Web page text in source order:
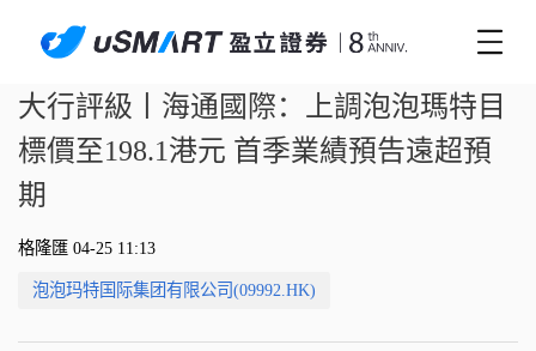
大行評級丨海通國際：上調泡泡瑪特目
標價至198.1港元 首季業績預告遠超預
期
格隆匯 04-25 11:13
泡泡玛特国际集团有限公司(09992.HK)